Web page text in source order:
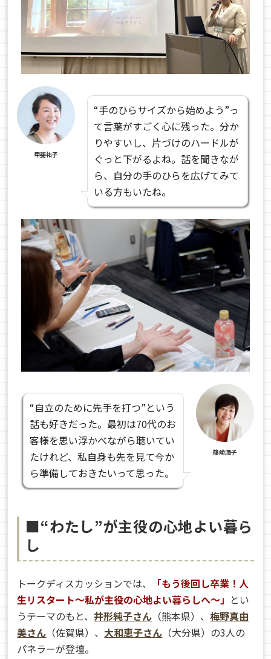
甲斐祐子
“手のひらサイズから始めよう”っ
て言葉がすごく心に残った。分か
りやすいし、片づけのハードルが
ぐっと下がるよね。話を聞きなが
ら、自分の手のひらを広げてみて
いる方もいたね。
“自立のために先手を打つ”という
話も好きだった。最初は70代のお
客様を思い浮かべながら聴いてい
たけれど、私自身も先を見て今か
ら準備しておきたいって思った。
篠崎潤子
■“わたし”が主役の心地よい暮ら
し
トークディスカッションでは、
「もう後回し卒業！人
生リスタート～私が主役の心地よい暮らしへ～」 とい
うテーマのもと、 井形純子さん （熊本県）、 梅野真由
美さん （佐賀県）、 大和恵子さん （大分県）の3人の
パネラーが登壇。